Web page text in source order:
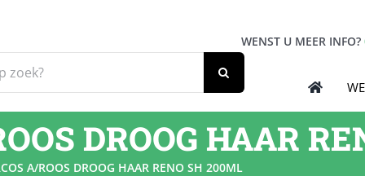
WENST U MEER INFO?
DROOG HAAR
A/ROOS DROOG HAAR RENO SH 200ML